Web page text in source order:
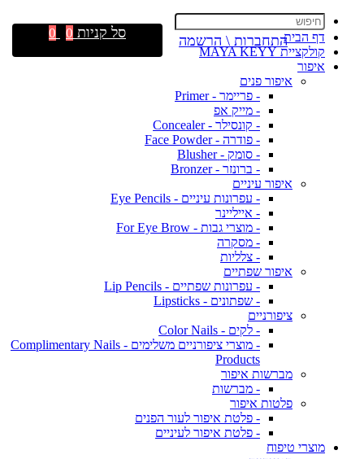
דף הבית
קולקציית MAYA KEYY
איפור
איפור פנים
- פריימר - Primer
- מייק אפ
- קונסילר - Concealer
- פודרה - Face Powder
- סומק - Blusher
- ברונזר - Bronzer
איפור עיניים
- עפרונות עיניים - Eye Pencils
- אייליינר
- מוצרי גבות - For Eye Brow
- מסקרה
- צלליות
איפור שפתיים
- עפרונות שפתיים - Lip Pencils
- שפתונים - Lipsticks
ציפורניים
- לקים - Color Nails
- מוצרי ציפורניים משלימים - Complimentary Nails
Products
מברשות איפור
- מברשות
פלטות איפור
- פלטת איפור לעור הפנים
- פלטת איפור לעיניים
מוצרי טיפוח
התחברות \ הרשמה סל קניות 0
0